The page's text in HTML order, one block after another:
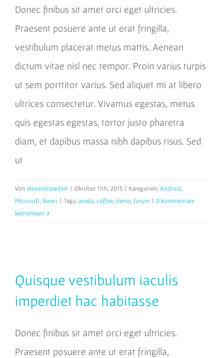
Donec finibus sit amet orci eget ultricies.
Praesent posuere ante ut erat fringilla,
vestibulum placerat metus mattis. Aenean
dictum vitae nisl nec tempor. Proin varius turpis
ut sem porttitor varius. Sed aliquet mi at libero
ultrices consectetur. Vivamus egestas, metus
quis egestas egestas, tortor justo pharetra
diam, et dapibus massa nibh dapibus risus. Sed
ut
Von alexandraseifert | Oktober 11th, 2015 | Kategorien: Android,
Microsoft, News | Tags: avada, coffee, demo, forum | 0 Kommentare
Weiterlesen
Quisque vestibulum iaculis
imperdiet hac habitasse
Donec finibus sit amet orci eget ultricies.
Praesent posuere ante ut erat fringilla,